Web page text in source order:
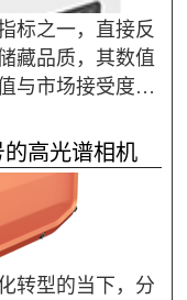
标之一，直接反
藏品质，其数值
与市场接受度，
纯不彻底、储藏
淀粉
高光谱相机
转型的当下，分